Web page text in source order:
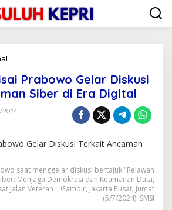
l
a
w
a
e
s
a
Prabowo Gelar Diskusi
Siber di Era Digital
2024
saat menggelar diskusi bertajuk "Relawan
Menjaga Demokrasi dan Keamanan Data,
Jalan Veteran II Gambir, Jakarta Pusat, Jumat
(5/7/2024). SMSI